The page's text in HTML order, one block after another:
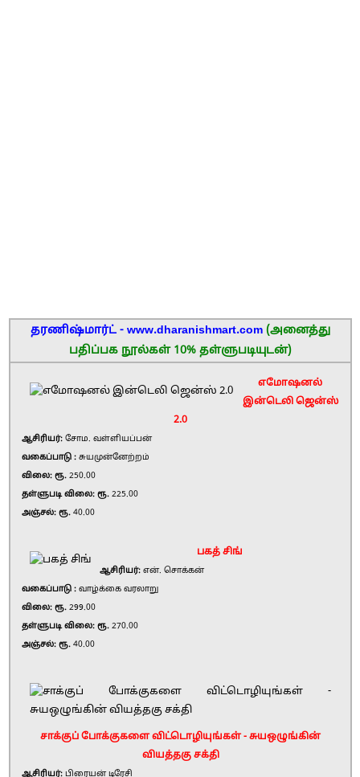
தரணிஷ்மார்ட் - www.dharanishmart.com (அனைத்து
பதிப்பக நூல்கள் 10% தள்ளுபடியுடன்)
எமோஷனல்
இன்டெலி ஜென்ஸ்
2.0
ஆசிரியர்: சோம. வள்ளியப்பன்
வகைப்பாடு : சுயமுன்னேற்றம்
விலை: ரூ. 250.00
தள்ளுபடி விலை: ரூ. 225.00
அஞ்சல்: ரூ. 40.00
பகத் சிங்
ஆசிரியர்: என். சொக்கன்
வகைப்பாடு : வாழ்க்கை வரலாறு
விலை: ரூ. 299.00
தள்ளுபடி விலை: ரூ. 270.00
அஞ்சல்: ரூ. 40.00
சாக்குப் போக்குகளை விட்டொழியுங்கள் - சுயஒழுங்கின்
வியத்தகு சக்தி
ஆசிரியர்: பிரையன் டிரேசி